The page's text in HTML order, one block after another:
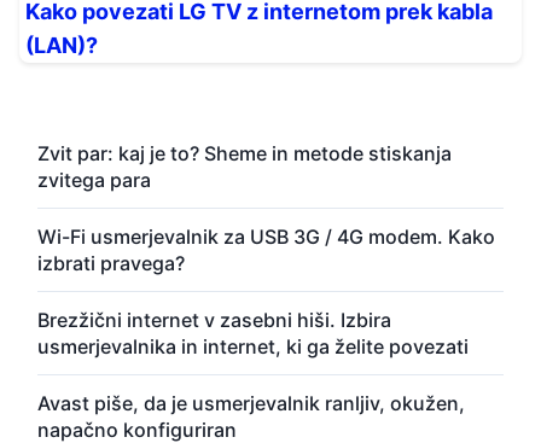
Kako povezati LG TV z internetom prek kabla
(LAN)?
Zvit par: kaj je to? Sheme in metode stiskanja
zvitega para
Wi-Fi usmerjevalnik za USB 3G / 4G modem. Kako
izbrati pravega?
Brezžični internet v zasebni hiši. Izbira
usmerjevalnika in internet, ki ga želite povezati
Avast piše, da je usmerjevalnik ranljiv, okužen,
napačno konfiguriran